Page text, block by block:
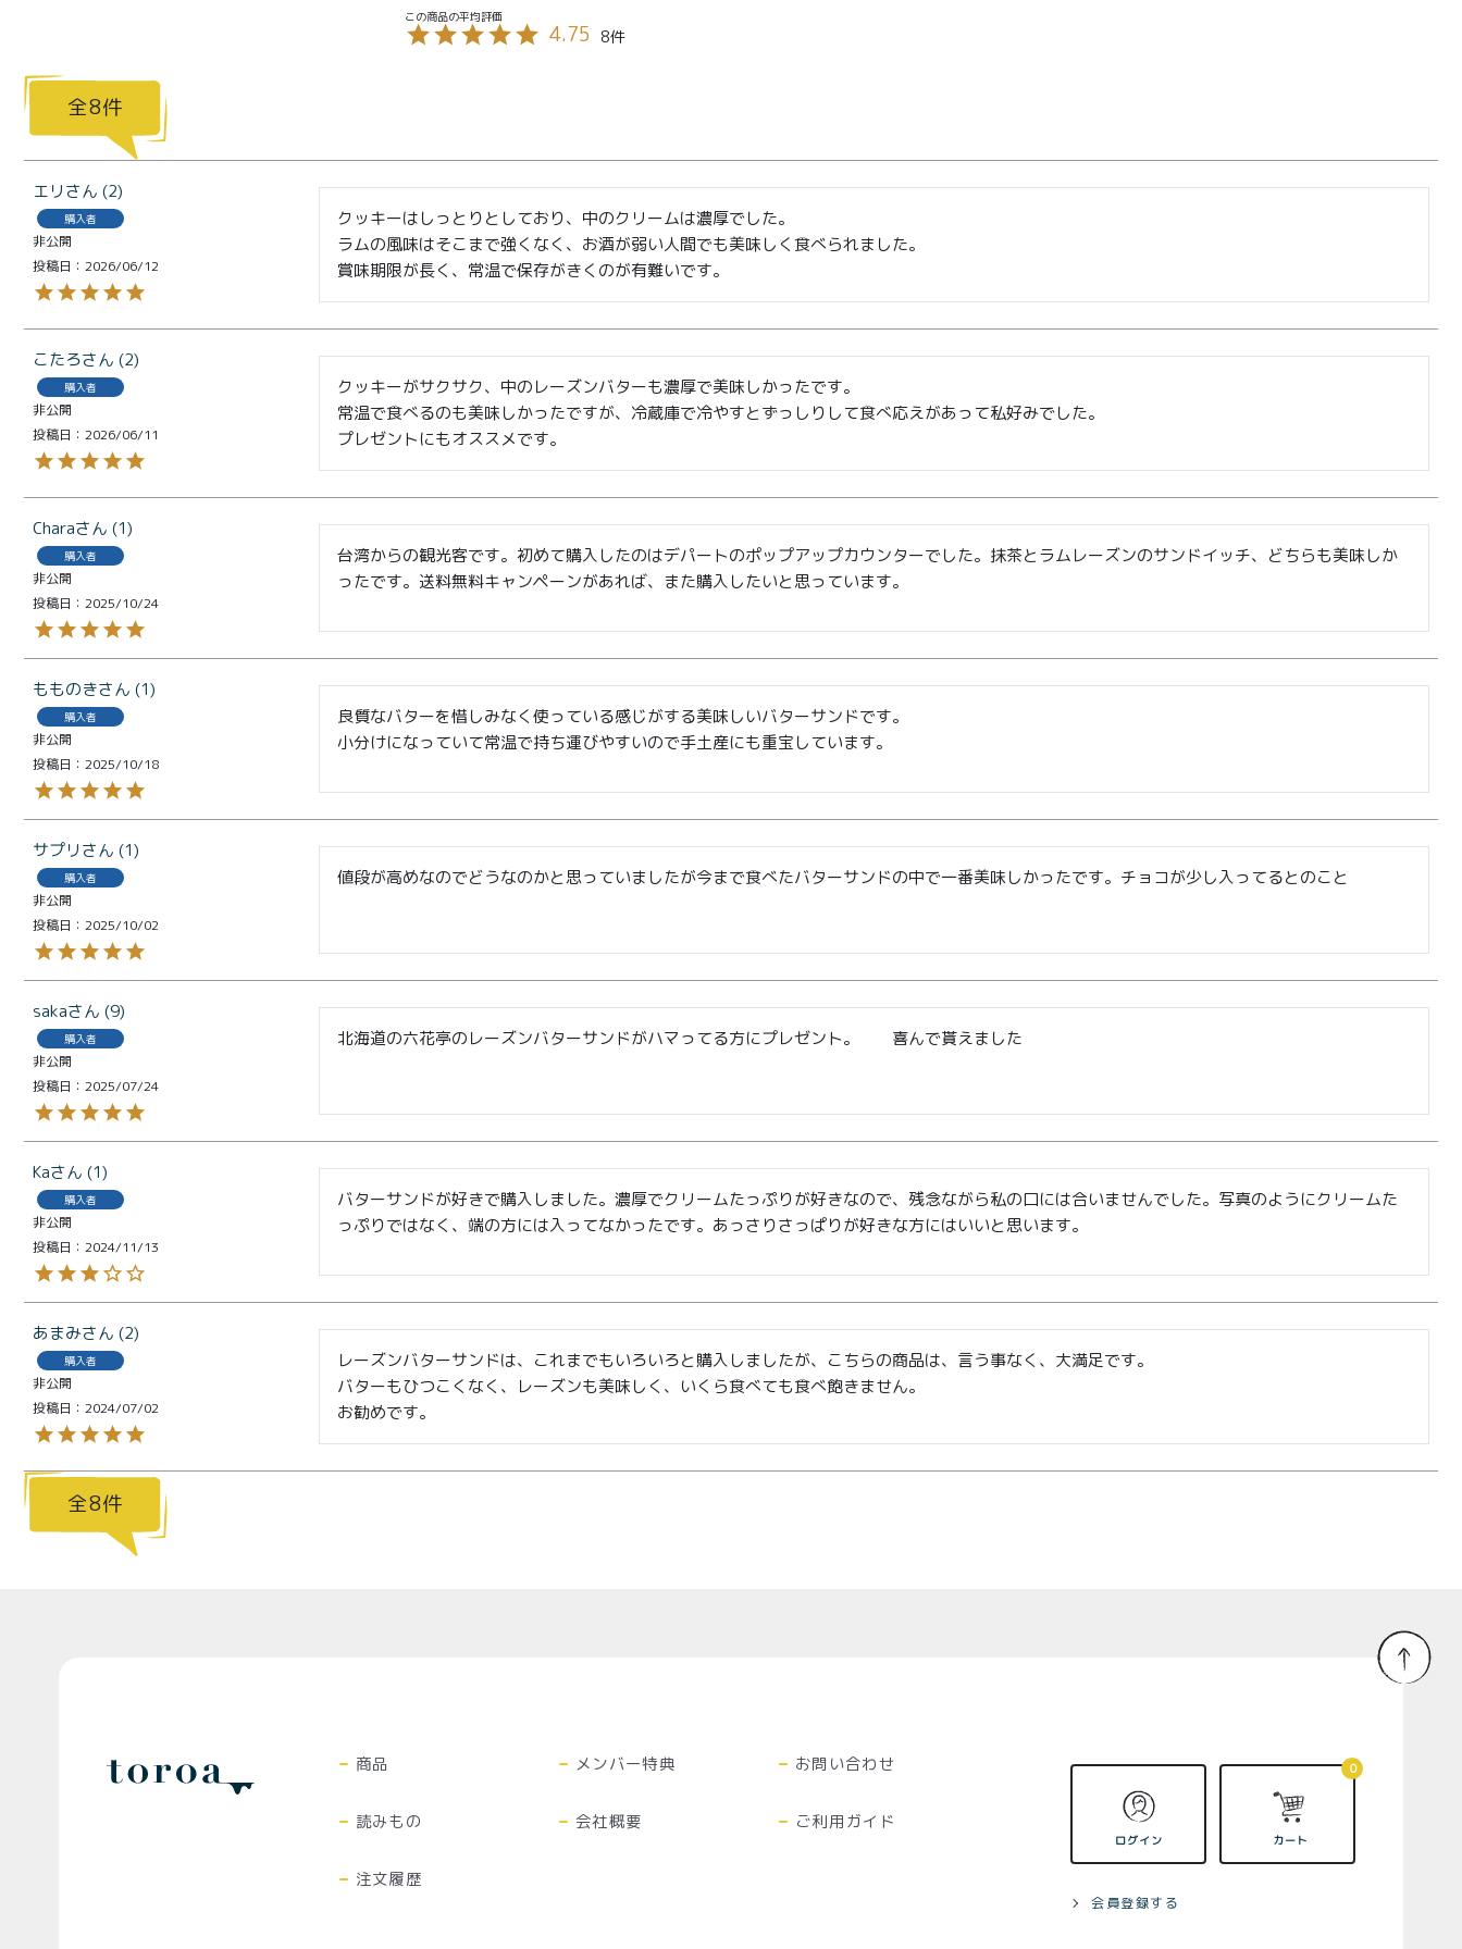
商品一覧
ト
価格別
¥2,000〜
¥6,000〜
TOP
商品
特典
読みもの
ご利用ガ
イド
ログイン カート
会員登録
堺市中区深井水池町3210-1
4.75 8
8
エリ 2
購入者
非公開
投稿日
2026/06/12
クッキーはしっとりとしており、中のクリームは濃厚でした。
ラムの風味はそこまで強くなく、お酒が弱い人間でも美味しく食べられました。
賞味期限が長く、常温で保存がきくのが有難いです。
こたろ 2
購入者
非公開
投稿日
2026/06/11
クッキーがサクサク、中のレーズンバターも濃厚で美味しかったです。
常温で食べるのも美味しかったですが、冷蔵庫で冷やすとずっしりして食べ応えがあって私好みでした。
プレゼントにもオススメです。
Chara 1
購入者
非公開
投稿日
2025/10/24
台湾からの観光客です。初めて購入したのはデパートのポップアップカウンターでした。抹茶とラムレーズンのサンドイッチ、どちらも美味しか
ったです。送料無料キャンペーンがあれば、また購入したいと思っています。
もものき 1
購入者
非公開
投稿日
2025/10/18
良質なバターを惜しみなく使っている感じがする美味しいバターサンドです。
小分けになっていて常温で持ち運びやすいので手土産にも重宝しています。
サプリ 1
購入者
非公開
投稿日
2025/10/02
値段が高めなのでどうなのかと思っていましたが今まで食べたバターサンドの中で一番美味しかったです。チョコが少し入ってるとのこと
saka 9
購入者
非公開
投稿日
2025/07/24
北海道の六花亭のレーズンバターサンドがハマってる方にプレゼント。　　喜んで貰えました
Ka 1
購入者
非公開
投稿日
2024/11/13
バターサンドが好きで購入しました。濃厚でクリームたっぷりが好きなので、残念ながら私の口には合いませんでした。写真のようにクリームた
っぷりではなく、端の方には入ってなかったです。あっさりさっぱりが好きな方にはいいと思います。
あまみ 2
購入者
非公開
投稿日
2024/07/02
レーズンバターサンドは、これまでもいろいろと購入しましたが、こちらの商品は、言う事なく、大満足です。
バターもひつこくなく、レーズンも美味しく、いくら食べても食べ飽きません。
お勧めです。
8
ログイン
0
カート
会員登録する
商品
読みもの
注文履歴
メンバー特典
会社概要
お問い合わせ
ご利用ガイド